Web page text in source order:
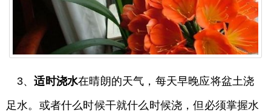
3、适时浇水在晴朗的天气，每天早晚应将盆土浇
足水。或者什么时候干就什么时候浇，但必须掌握水